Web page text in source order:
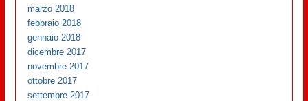
marzo 2018
febbraio 2018
gennaio 2018
dicembre 2017
novembre 2017
ottobre 2017
settembre 2017